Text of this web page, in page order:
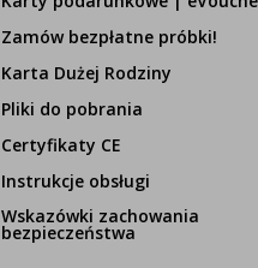
Zamów bezpłatne próbki!
Karta Dużej Rodziny
Pliki do pobrania
Certyfikaty CE
Instrukcje obsługi
Wskazówki zachowania
bezpieczeństwa